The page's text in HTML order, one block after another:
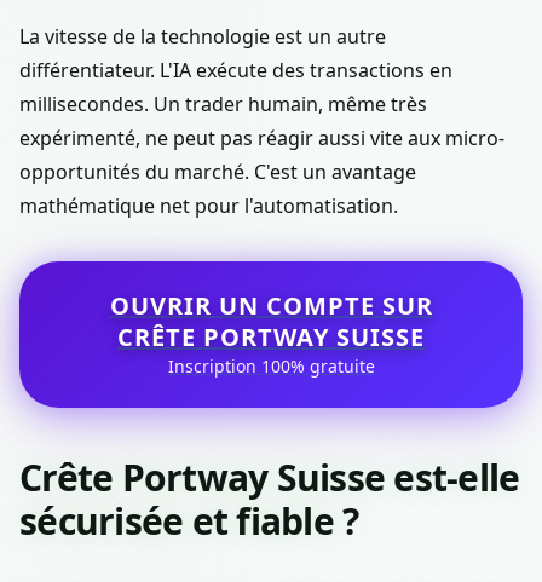
La vitesse de la technologie est un autre
différentiateur. L'IA exécute des transactions en
millisecondes. Un trader humain, même très
expérimenté, ne peut pas réagir aussi vite aux micro-
opportunités du marché. C'est un avantage
mathématique net pour l'automatisation.
OUVRIR UN COMPTE SUR
CRÊTE PORTWAY SUISSE
Inscription 100% gratuite
Crête Portway Suisse est-elle
sécurisée et fiable ?